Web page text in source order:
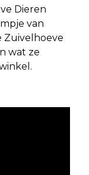
Dieren
van
Zuivelhoeve
wat ze